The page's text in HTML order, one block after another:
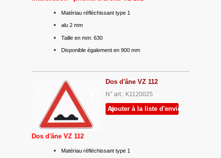
Matériau réfléchissant type 1
alu 2 mm
Taille en mm: 630
Disponible également en 900 mm
Dos d'âne VZ 112
N° art.: K1120025
Ajouter à la liste d'envies
Dos d'âne VZ 112
Matériau réfléchissant type 1